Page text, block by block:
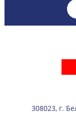
308023, г.